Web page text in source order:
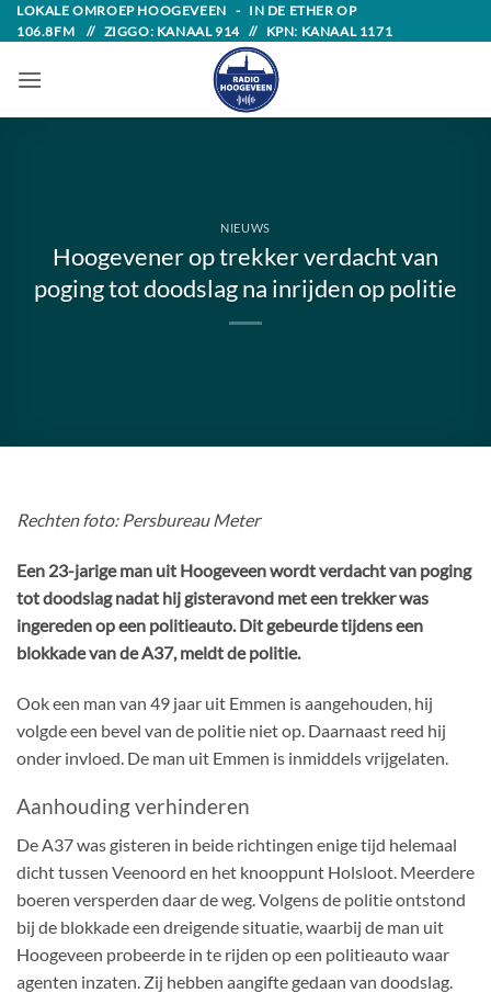
Skip
to
content
LOKALE OMROEP HOOGEVEEN - IN DE ETHER OP
106.8FM // ZIGGO: KANAAL 914 // KPN: KANAAL 1171
NIEUWS
Hoogevener op trekker verdacht van
poging tot doodslag na inrijden op politie
Rechten foto: Persbureau Meter
Een 23-jarige man uit Hoogeveen wordt verdacht van poging
tot doodslag nadat hij gisteravond met een trekker was
ingereden op een politieauto. Dit gebeurde tijdens een
blokkade van de A37, meldt de politie.
Ook een man van 49 jaar uit Emmen is aangehouden, hij
volgde een bevel van de politie niet op. Daarnaast reed hij
onder invloed. De man uit Emmen is inmiddels vrijgelaten.
Aanhouding verhinderen
De A37 was gisteren in beide richtingen enige tijd helemaal
dicht tussen Veenoord en het knooppunt Holsloot. Meerdere
boeren versperden daar de weg. Volgens de politie ontstond
bij de blokkade een dreigende situatie, waarbij de man uit
Hoogeveen probeerde in te rijden op een politieauto waar
agenten inzaten. Zij hebben aangifte gedaan van doodslag.